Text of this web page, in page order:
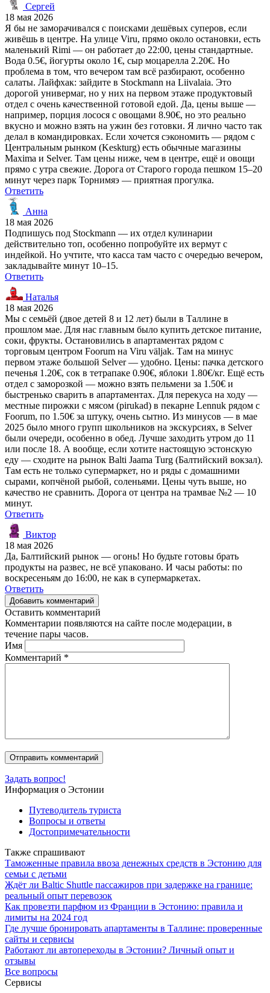
Сергей
18 мая 2026
Я бы не заморачивался с поисками дешёвых суперов, если
живёшь в центре. На улице Viru, прямо около остановки, есть
маленький Rimi — он работает до 22:00, цены стандартные.
Вода 0.5€, йогурты около 1€, сыр моцарелла 2.20€. Но
проблема в том, что вечером там всё разбирают, особенно
салаты. Лайфхак: зайдите в Stockmann на Liivalaia. Это
дорогой универмаг, но у них на первом этаже продуктовый
отдел с очень качественной готовой едой. Да, цены выше —
например, порция лосося с овощами 8.90€, но это реально
вкусно и можно взять на ужин без готовки. Я лично часто так
делал в командировках. Если хочется сэкономить — рядом с
Центральным рынком (Keskturg) есть обычные магазины
Maxima и Selver. Там цены ниже, чем в центре, ещё и овощи
прямо с утра свежие. Дорога от Старого города пешком 15–20
минут через парк Торнимяэ — приятная прогулка.
Ответить
Анна
18 мая 2026
Подпишусь под Stockmann — их отдел кулинарии
действительно топ, особенно попробуйте их вермут с
индейкой. Но учтите, что касса там часто с очередью вечером,
закладывайте минут 10–15.
Ответить
Наталья
18 мая 2026
Мы с семьёй (двое детей 8 и 12 лет) были в Таллине в
прошлом мае. Для нас главным было купить детское питание,
соки, фрукты. Остановились в апартаментах рядом с
торговым центром Foorum на Viru väljak. Там на минус
первом этаже большой Selver — удобно. Цены: пачка детского
печенья 1.20€, сок в тетрапаке 0.90€, яблоки 1.80€/кг. Ещё есть
отдел с заморозкой — можно взять пельмени за 1.50€ и
быстренько сварить в апартаментах. Для перекуса на ходу —
местные пирожки с мясом (pirukad) в пекарне Lennuk рядом с
Foorum, по 1.50€ за штуку, очень сытно. Из минусов — в мае
2025 было много групп школьников на экскурсиях, в Selver
были очереди, особенно в обед. Лучше заходить утром до 11
или после 18. А вообще, если хотите настоящую эстонскую
еду — сходите на рынок Balti Jaama Turg (Балтийский вокзал).
Там есть не только супермаркет, но и ряды с домашними
сырами, копчёной рыбой, соленьями. Цены чуть выше, но
качество не сравнить. Дорога от центра на трамвае №2 — 10
минут.
Ответить
Виктор
18 мая 2026
Да, Балтийский рынок — огонь! Но будьте готовы брать
продукты на развес, не всё упаковано. И часы работы: по
воскресеньям до 16:00, не как в супермаркетах.
Ответить
Добавить комментарий
Оставить комментарий
Комментарии появляются на сайте после модерации, в
течение пары часов.
Имя
Комментарий *
Задать вопрос!
Информация о Эстонии
Путеводитель туриста
Вопросы и ответы
Достопримечательности
Также спрашивают
Таможенные правила ввоза денежных средств в Эстонию для
семьи с детьми
Ждёт ли Baltic Shuttle пассажиров при задержке на границе:
реальный опыт перевозок
Как провезти парфюм из Франции в Эстонию: правила и
лимиты на 2024 год
Где лучше бронировать апартаменты в Таллине: проверенные
сайты и сервисы
Работают ли автопереходы в Эстонии? Личный опыт и
отзывы
Все вопросы
Сервисы